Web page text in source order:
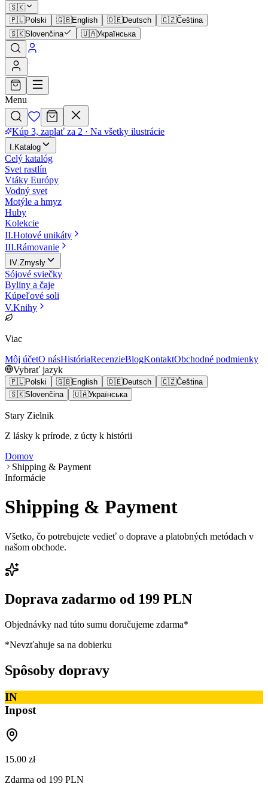
🇸🇰
🇵🇱Polski 🇬🇧English 🇩🇪Deutsch 🇨🇿Čeština
🇸🇰Slovenčina 🇺🇦Українська
Menu
Kúp 3, zaplať za 2 · Na všetky ilustrácie
. Katalog
Celý katalóg
Svet rastlín
Vtáky Európy
Vodný svet
Motýle a hmyz
Huby
Kolekcie
II.Hotové unikáty
III.Rámovanie
IV.Zmysly
Sójové sviečky
Byliny a čaje
Kúpeľové soli
V.Knihy
Viac
Môj účetO násHistóriaRecenzieBlogKontaktObchodné podmienky
Vybrať jazyk
🇵🇱Polski 🇬🇧English 🇩🇪Deutsch 🇨🇿Čeština
🇸🇰Slovenčina 🇺🇦Українська
Stary Zielnik
Z lásky k prírode, z úcty k histórii
Domov
Shipping & Payment
Informácie
Shipping & Payment
Všetko, čo potrebujete vedieť o doprave a platobných metódach v
našom obchode.
Doprava zadarmo od 199 PLN
Objednávky nad túto sumu doručujeme zdarma*
*Nevzťahuje sa na dobierku
Spôsoby dopravy
IN
Inpost
15.00 zł
Zdarma od 199 PLN